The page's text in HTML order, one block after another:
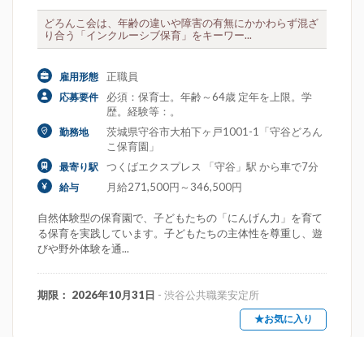
どろんこ会は、年齢の違いや障害の有無にかかわらず混ざ
り合う「インクルーシブ保育」をキーワー...
雇用形態 正職員
応募要件
必須：保育士。年齢～64歳 定年を上限。学
歴。経験等：。
勤務地
茨城県守谷市大柏下ヶ戸1001-1「守谷どろん
こ保育園」
最寄り駅 つくばエクスプレス 「守谷」駅 から車で7分
給与 月給271,500円～346,500円
自然体験型の保育園で、子どもたちの「にんげん力」を育て
る保育を実践しています。子どもたちの主体性を尊重し、遊
びや野外体験を通...
期限： 2026年10月31日 - 渋谷公共職業安定所
★お気に入り